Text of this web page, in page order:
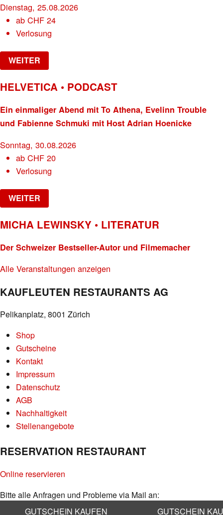
Dienstag, 25.08.2026
abCHF 24
Verlosung
WEITER
HELVETICA • PODCAST
Ein einmaliger Abend mit To Athena, Evelinn Trouble
und Fabienne Schmuki mit Host Adrian Hoenicke
Sonntag, 30.08.2026
abCHF 20
Verlosung
WEITER
MICHA LEWINSKY • LITERATUR
Der Schweizer Bestseller-Autor und Filmemacher
Alle Veranstaltungen anzeigen
KAUFLEUTEN RESTAURANTS AG
Pelikanplatz, 8001 Zürich
Shop
Gutscheine
Kontakt
Impressum
Datenschutz
AGB
Nachhaltigkeit
Stellenangebote
RESERVATION RESTAURANT
Online reservieren
Bitte alle Anfragen und Probleme via Mail an:
info@kaufleuten.ch
GUTSCHEIN KAUFEN GUTSCHEIN